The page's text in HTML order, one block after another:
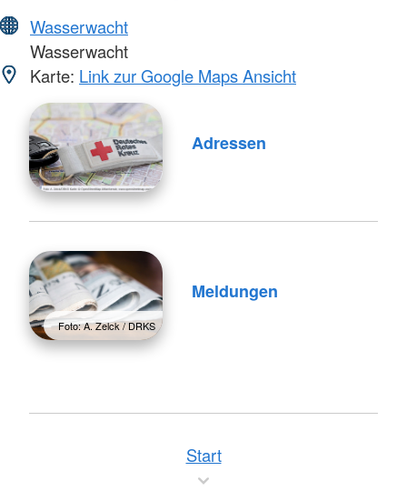
Wasserwacht
Wasserwacht
Karte: Link zur Google Maps Ansicht
Adressen
Foto: A. Zelck / DRKS
Meldungen
Start